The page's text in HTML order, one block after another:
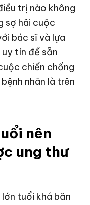
trị nào không
sợ hãi cuộc
bác sĩ và lựa
tín để sẵn
chiến chống
nhân là trên
nên
ung thư
lớn tuổi khá băn